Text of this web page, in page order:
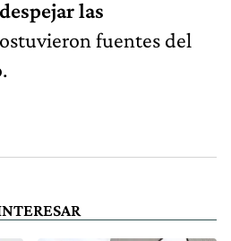
las
fuentes del